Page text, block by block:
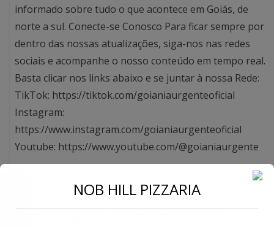
informado sobre tudo o que acontece em Goiás, de
norte a sul. Conecte-se Conosco Para ficar sempre por
dentro das nossas atualizações, siga-nos nas redes
sociais e acompanhe o nosso conteúdo em tempo real.
Basta clicar nos links abaixo e se juntar à nossa Rede:
TikTok: https://tiktok.com/goianiaurgenteoficial
Instagram:
https://www.instagram.com/goianiaurgenteoficial
Youtube: https://www.youtube.com/@goianiaurgente
NOB HILL PIZZARIA